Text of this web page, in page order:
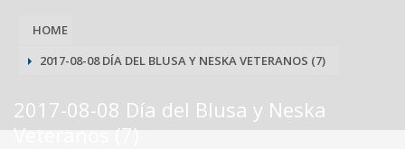
HOME
2017-08-08 DÍA DEL BLUSA Y NESKA VETERANOS (7)
2017-08-08 Día del Blusa y Neska
Veteranos (7)